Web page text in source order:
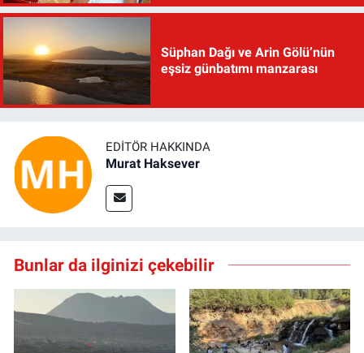
Süphan Dağı ve Arin Gölü’nün
eşsiz günbatımı manzarası
EDITÖR HAKKINDA
Murat Haksever
Bunlar da ilginizi çekebilir